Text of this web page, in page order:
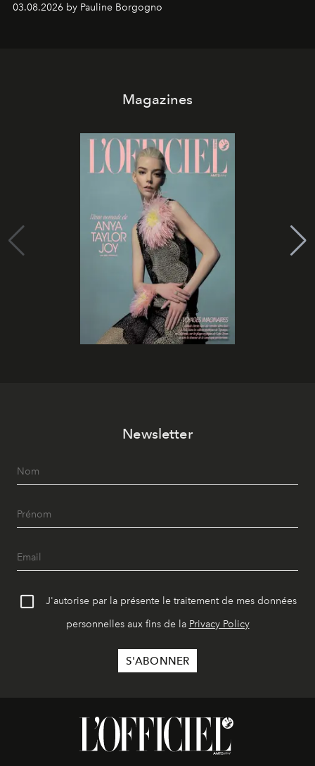
03.08.2026 by Pauline Borgogno
Magazines
Newsletter
J'autorise par la présente le traitement de mes données
personnelles aux fins de la Privacy Policy